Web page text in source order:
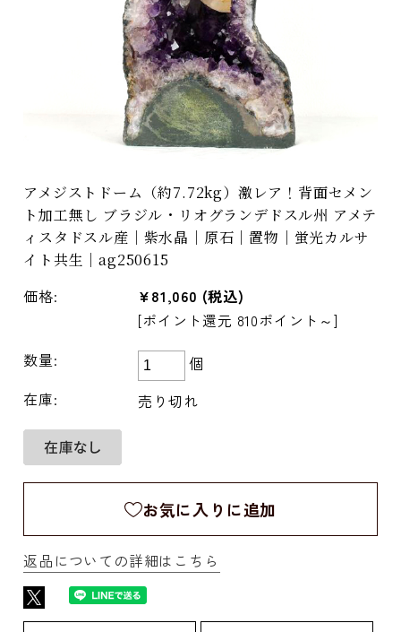
アメジストドーム（約7.72kg）激レア！背面セメン
ト加工無し ブラジル・リオグランデドスル州 アメテ
ィスタドスル産｜紫水晶｜原石｜置物｜蛍光カルサ
イト共生｜ag250615
価格: ¥81,060 (税込)
[ポイント還元 810ポイント～]
数量:
個
在庫:
売り切れ
お気に入りに追加
返品についての詳細はこちら